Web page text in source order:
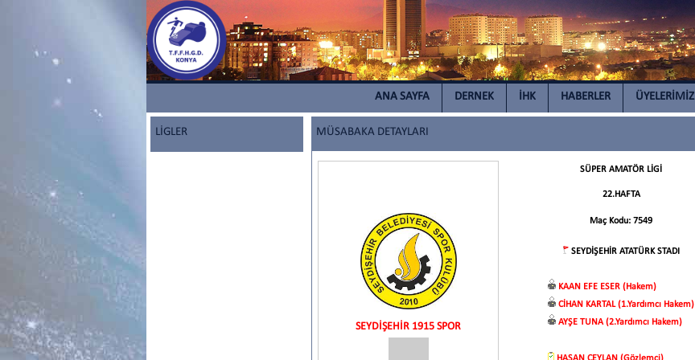
ANA SAYFA DERNEK İHK HABERLER ÜYELERİMİZ
LİGLER MÜSABAKA DETAYLARI
SEYDİŞEHİR 1915 SPOR
SÜPER AMATÖR LİGİ
22.HAFTA
Maç Kodu: 7549
SEYDİŞEHİR ATATÜRK STADI
KAAN EFE ESER (Hakem)
CİHAN KARTAL (1.Yardımcı Hakem)
AYŞE TUNA (2.Yardımcı Hakem)